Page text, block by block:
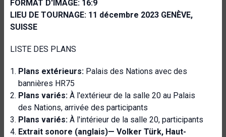
FORMAT D'IMAGE: 16:9
LIEU DE TOURNAGE: 11 décembre 2023 GENÈVE,
SUISSE
LISTE DES PLANS
Plans extérieurs: Palais des Nations avec des
bannières HR75
Plans variés: À l'extérieur de la salle 20 au Palais
des Nations, arrivée des participants
Plans variés: À l'intérieur de la salle 20, participants
Extrait sonore (anglais)— Volker Türk, Haut-